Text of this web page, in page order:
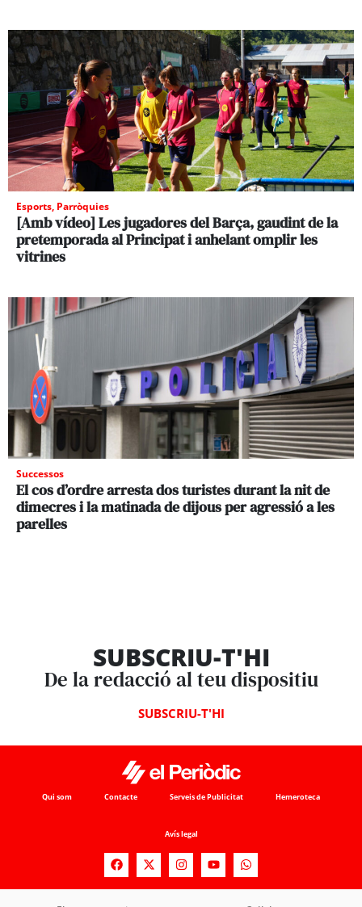
Esports, Parròquies
[Amb vídeo] Les jugadores del Barça, gaudint de la
pretemporada al Principat i anhelant omplir les
vitrines
Successos
El cos d’ordre arresta dos turistes durant la nit de
dimecres i la matinada de dijous per agressió a les
parelles
SUBSCRIU-T'HI
De la redacció al teu dispositiu
SUBSCRIU-T'HI
Qui som Contacte Serveis de Publicitat Hemeroteca
Avís legal